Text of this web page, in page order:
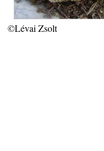
©Lévai Zsolt